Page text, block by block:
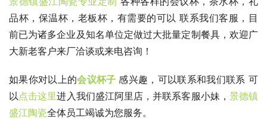
品杯，保温杯，老板杯，有需要的可以 联系我们客服，目
前已为诸多企业及知名单位定做过大批量定制餐具，欢迎广
大新老客户来厂洽谈或来电咨询！
如果你对以上的会议杯子 感兴趣，可以联系和我们联系 可
以 点击这里进入我们盛江阿里店，并联系客服小妹， 景德镇
盛江陶瓷全体员工竭诚为您服务。